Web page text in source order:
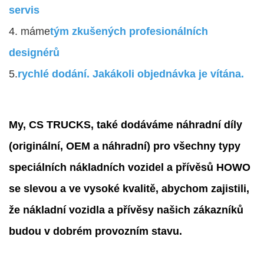
servis
4. mámetým zkušených profesionálních
designérů
5.rychlé dodání. Jakákoli objednávka je vítána.
My, CS TRUCKS, také dodáváme náhradní díly
(originální, OEM a náhradní) pro všechny typy
speciálních nákladních vozidel a přívěsů HOWO
se slevou a ve vysoké kvalitě, abychom zajistili,
že nákladní vozidla a přívěsy našich zákazníků
budou v dobrém provozním stavu.